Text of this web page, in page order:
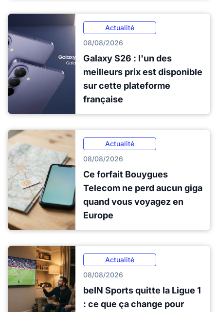
Actualité
08/08/2026
Galaxy S26 : l'un des
meilleurs prix est disponible
sur cette plateforme
française
Actualité
08/08/2026
Ce forfait Bouygues
Telecom ne perd aucun giga
quand vous voyagez en
Europe
Actualité
08/08/2026
beIN Sports quitte la Ligue 1
: ce que ça change pour